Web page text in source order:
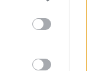
may click to
party tags to
below Google